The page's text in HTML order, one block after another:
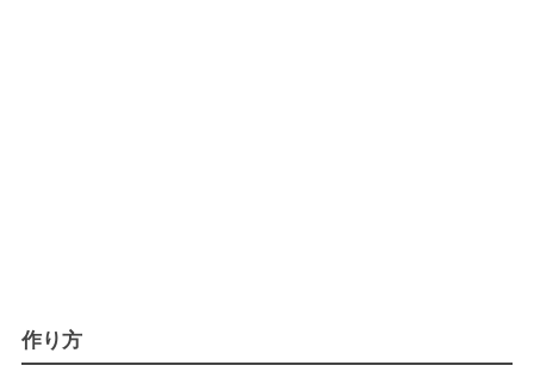
作り方